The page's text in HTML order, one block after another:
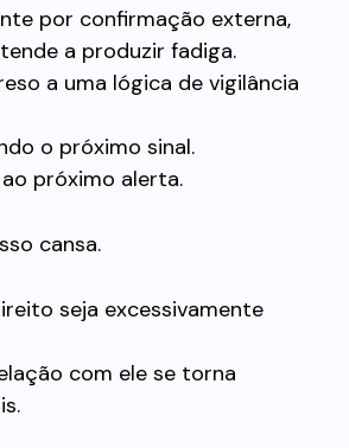
por confirmação externa,
a produzir fadiga.
a uma lógica de vigilância
o próximo sinal.
próximo alerta.
cansa.
seja excessivamente
com ele se torna